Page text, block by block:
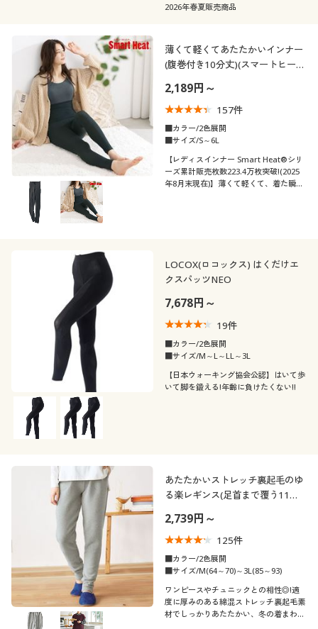
2026年春夏販売商品
薄くて軽くてあたたかいインナー
(腹巻付き10分丈)(スマートヒート
2,189円～
157件
■カラー/2色展開
■サイズ/S～6L
【レディスインナー Smart Heat®シリ
ーズ累計販売枚数223.4万枚突破!(2025
年8月末現在)】薄くて軽くて、着た瞬間
LOCOX(ロコックス) はくだけエ
クスパッツNEO
7,678円～
19件
■カラー/2色展開
■サイズ/M～L～LL～3L
【日本ウォーキング協会公認】はいて歩
いて脚を鍛える!年齢に負けたくない!!
あたたかいストレッチ裏起毛のゆ
る楽レギンス(足首まで覆う11分
2,739円～
125件
■カラー/2色展開
■サイズ/M(64～70)～3L(85～93)
ワンピースやチュニックとの相性◎!適
度に厚みのある綿混ストレッチ裏起毛素
材でしっかりあたたかい、冬の着まわし